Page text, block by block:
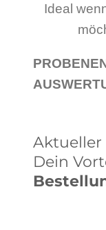
Ideal
Aktueller
Dein